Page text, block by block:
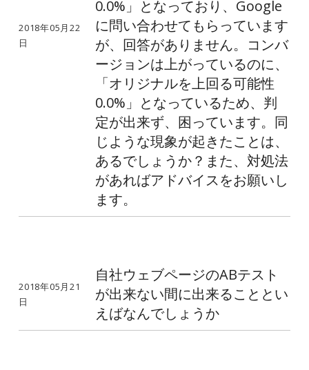
2018年05月22
日
0.0%」となっており、Google
に問い合わせてもらっています
が、回答がありません。コンバ
ージョンは上がっているのに、
「オリジナルを上回る可能性
0.0%」となっているため、判
定が出来ず、困っています。同
じような現象が起きたことは、
あるでしょうか？また、対処法
があればアドバイスをお願いし
ます。
2018年05月21
日
自社ウェブページのABテスト
が出来ない間に出来ることとい
えばなんでしょうか